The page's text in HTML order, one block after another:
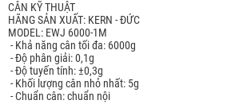
CÂN KỸ THUẬT
HÃNG SẢN XUẤT: KERN - ĐỨC
MODEL: EWJ 6000-1M
- Khả năng cân tối đa: 6000g
- Độ phân giải: 0,1g
- Độ tuyến tính: ±0,3g
- Khối lượng cân nhỏ nhất: 5g
- Chuẩn cân: chuẩn nội